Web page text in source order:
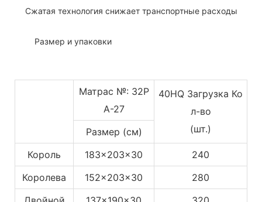
Сжатая технология снижает транспортные расходы
Размер и упаковки
Матрас №: 32P
A-27
40HQ Загрузка Ко
л-во
(шт.)
Размер (см)
Король
183x203x30
240
Королева
152x203x30
280